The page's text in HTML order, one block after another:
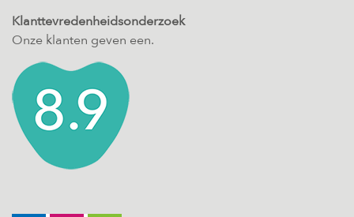
Klanttevredenheidsonderzoek
Onze klanten geven een.